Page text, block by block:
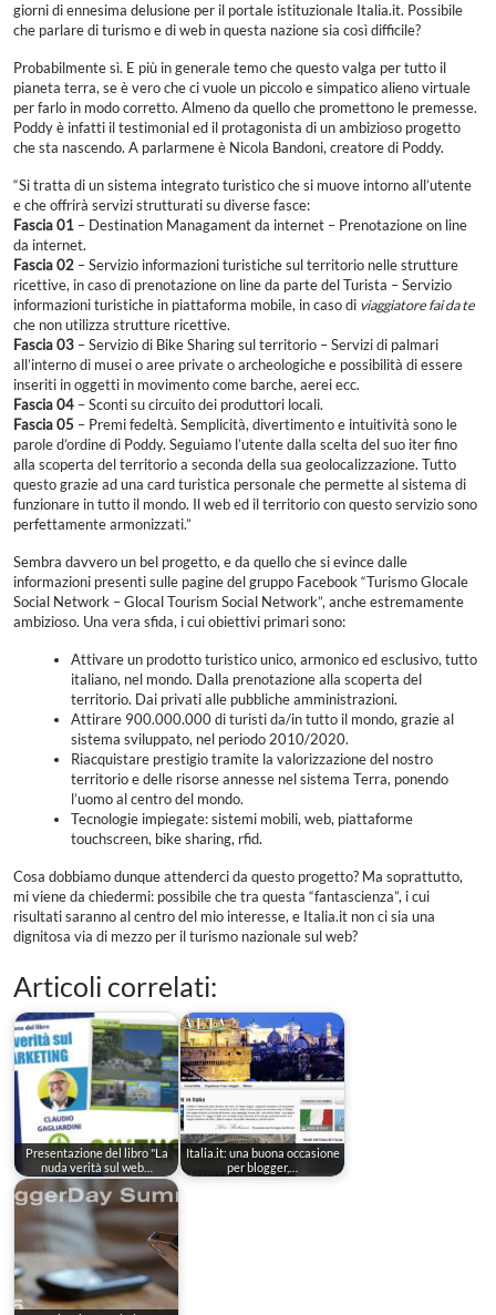
giorni di ennesima delusione per il portale istituzionale Italia.it. Possibile
che parlare di turismo e di web in questa nazione sia così difficile?
Probabilmente sì. E più in generale temo che questo valga per tutto il
pianeta terra, se è vero che ci vuole un piccolo e simpatico alieno virtuale
per farlo in modo corretto. Almeno da quello che promettono le premesse.
Poddy è infatti il testimonial ed il protagonista di un ambizioso progetto
che sta nascendo. A parlarmene è Nicola Bandoni, creatore di Poddy.
“Si tratta di un sistema integrato turistico che si muove intorno all’utente
e che offrirà servizi strutturati su diverse fasce:
Fascia 01 – Destination Managament da internet – Prenotazione on line
da internet.
Fascia 02 – Servizio informazioni turistiche sul territorio nelle strutture
ricettive, in caso di prenotazione on line da parte del Turista – Servizio
informazioni turistiche in piattaforma mobile, in caso di viaggiatore fai da te
che non utilizza strutture ricettive.
Fascia 03 – Servizio di Bike Sharing sul territorio – Servizi di palmari
all’interno di musei o aree private o archeologiche e possibilità di essere
inseriti in oggetti in movimento come barche, aerei ecc.
Fascia 04 – Sconti su circuito dei produttori locali.
Fascia 05 – Premi fedeltà. Semplicità, divertimento e intuitività sono le
parole d’ordine di Poddy. Seguiamo l’utente dalla scelta del suo iter fino
alla scoperta del territorio a seconda della sua geolocalizzazione. Tutto
questo grazie ad una card turistica personale che permette al sistema di
funzionare in tutto il mondo. Il web ed il territorio con questo servizio sono
perfettamente armonizzati.”
Sembra davvero un bel progetto, e da quello che si evince dalle
informazioni presenti sulle pagine del gruppo Facebook “Turismo Glocale
Social Network – Glocal Tourism Social Network”, anche estremamente
ambizioso. Una vera sfida, i cui obiettivi primari sono:
Attivare un prodotto turistico unico, armonico ed esclusivo, tutto
italiano, nel mondo. Dalla prenotazione alla scoperta del
territorio. Dai privati alle pubbliche amministrazioni.
Attirare 900.000.000 di turisti da/in tutto il mondo, grazie al
sistema sviluppato, nel periodo 2010/2020.
Riacquistare prestigio tramite la valorizzazione del nostro
territorio e delle risorse annesse nel sistema Terra, ponendo
l’uomo al centro del mondo.
Tecnologie impiegate: sistemi mobili, web, piattaforme
touchscreen, bike sharing, rfid.
Cosa dobbiamo dunque attenderci da questo progetto? Ma soprattutto,
mi viene da chiedermi: possibile che tra questa “fantascienza”, i cui
risultati saranno al centro del mio interesse, e Italia.it non ci sia una
dignitosa via di mezzo per il turismo nazionale sul web?
Articoli correlati:
Presentazione del libro "La
nuda verità sul web…
Italia.it: una buona occasione
per blogger,…